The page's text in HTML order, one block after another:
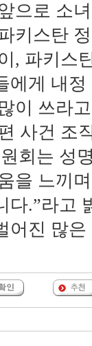
으로 소
키스탄
, 파키스
에게 내
이 쓰라
사건 조
회는 성
을 느끼
다.”라고
어진 많